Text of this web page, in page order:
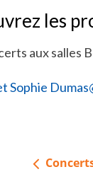
les
aux salles